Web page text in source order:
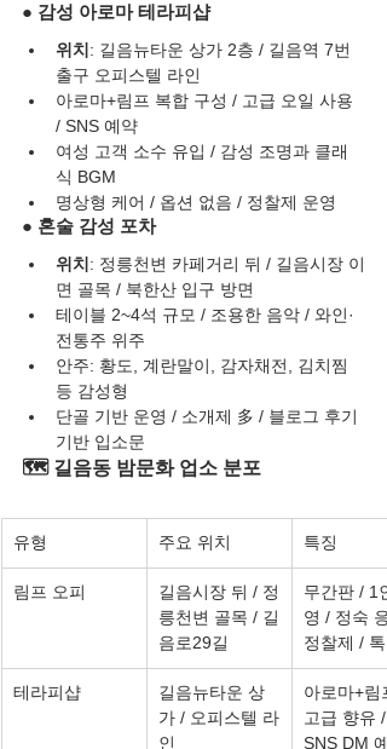
● 감성 아로마 테라피샵
위치 : 길음뉴타운 상가 2층 / 길음역 7번
출구 오피스텔 라인
아로마+림프 복합 구성 / 고급 오일 사용
/ SNS 예약
여성 고객 소수 유입 / 감성 조명과 클래
식 BGM
명상형 케어 / 옵션 없음 / 정찰제 운영
● 혼술 감성 포차
위치 : 정릉천변 카페거리 뒤 / 길음시장 이
면 골목 / 북한산 입구 방면
테이블 2~4석 규모 / 조용한 음악 / 와인·
전통주 위주
안주: 황도, 계란말이, 감자채전, 김치찜
등 감성형
단골 기반 운영 / 소개제 多 / 블로그 후기
기반 입소문
🗺️ 길음동 밤문화 업소 분포
유형 주요 위치 특징
림프 오피
길음시장 뒤 / 정
릉천변 골목 / 길
음로29길
무간판 / 1
영 / 정숙
정찰제 / 톡
테라피샵
길음뉴타운 상
가 / 오피스텔 라
인
아로마+림
고급 향유 /
SNS DM